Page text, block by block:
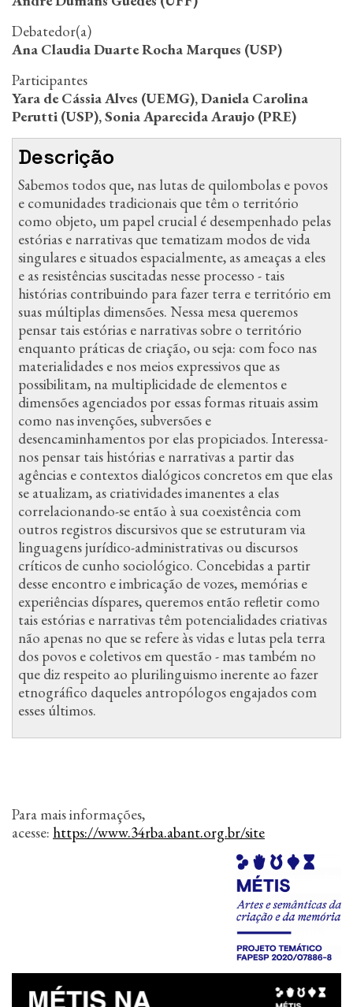
Debatedor(a)
Ana Claudia Duarte Rocha Marques (USP)
Participantes
Yara de Cássia Alves (UEMG), Daniela Carolina
Perutti (USP), Sonia Aparecida Araujo (PRE)
Descrição
Sabemos todos que, nas lutas de quilombolas e povos
e comunidades tradicionais que têm o território
como objeto, um papel crucial é desempenhado pelas
estórias e narrativas que tematizam modos de vida
singulares e situados espacialmente, as ameaças a eles
e as resistências suscitadas nesse processo - tais
histórias contribuindo para fazer terra e território em
suas múltiplas dimensões. Nessa mesa queremos
pensar tais estórias e narrativas sobre o território
enquanto práticas de criação, ou seja: com foco nas
materialidades e nos meios expressivos que as
possibilitam, na multiplicidade de elementos e
dimensões agenciados por essas formas rituais assim
como nas invenções, subversões e
desencaminhamentos por elas propiciados. Interessa-
nos pensar tais histórias e narrativas a partir das
agências e contextos dialógicos concretos em que elas
se atualizam, as criatividades imanentes a elas
correlacionando-se então à sua coexistência com
outros registros discursivos que se estruturam via
linguagens jurídico-administrativas ou discursos
críticos de cunho sociológico. Concebidas a partir
desse encontro e imbricação de vozes, memórias e
experiências díspares, queremos então refletir como
tais estórias e narrativas têm potencialidades criativas
não apenas no que se refere às vidas e lutas pela terra
dos povos e coletivos em questão - mas também no
que diz respeito ao plurilinguismo inerente ao fazer
etnográfico daqueles antropólogos engajados com
esses últimos.
Para mais informações,
acesse: https://www.34rba.abant.org.br/site